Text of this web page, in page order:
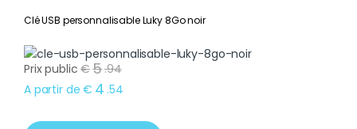
Clé USB personnalisable Luky 8Go noir
Prix public €5.94
A partir de € 4 .54